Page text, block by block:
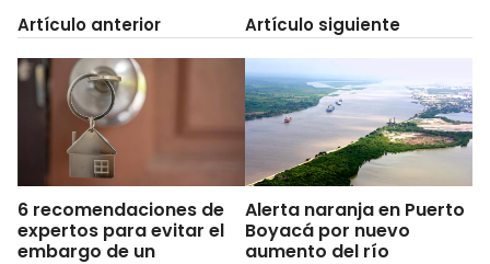
Artículo anterior
6 recomendaciones de
expertos para evitar el
embargo de un
Artículo siguiente
Alerta naranja en Puerto
Boyacá por nuevo
aumento del río